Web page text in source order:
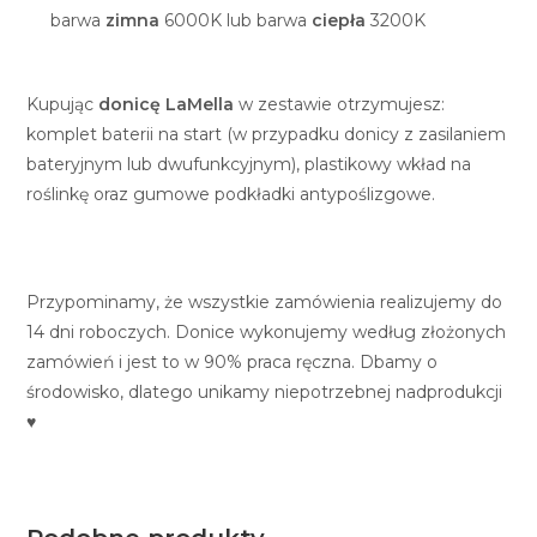
barwa zimna 6000K lub barwa ciepła 3200K
Kupując donicę LaMella w zestawie otrzymujesz:
komplet baterii na start (w przypadku donicy z zasilaniem
bateryjnym lub dwufunkcyjnym), plastikowy wkład na
roślinkę oraz gumowe podkładki antypoślizgowe.
Przypominamy, że wszystkie zamówienia realizujemy do
14 dni roboczych. Donice wykonujemy według złożonych
zamówień i jest to w 90% praca ręczna. Dbamy o
środowisko, dlatego unikamy niepotrzebnej nadprodukcji
♥